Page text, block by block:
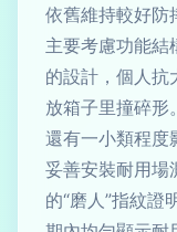
依舊維持較好
主要考慮功能結
的設計，個人抗
放箱子里撞碎
還有一小類程度
妥善安裝耐用場
的“磨人”指紋證